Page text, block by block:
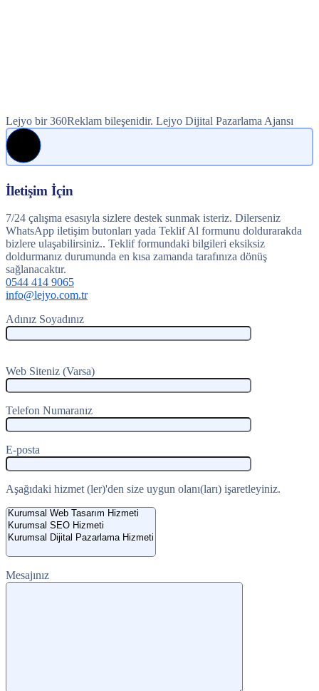
Lejyo bir 360Reklam bileşenidir. Lejyo Dijital Pazarlama Ajansı
İletişim İçin
7/24 çalışma esasıyla sizlere destek sunmak isteriz. Dilerseniz
WhatsApp iletişim butonları yada Teklif Al formunu doldurarakda
bizlere ulaşabilirsiniz.. Teklif formundaki bilgileri eksiksiz
doldurmanız durumunda en kısa zamanda tarafınıza dönüş
sağlanacaktır.
0544 414 9065
info@lejyo.com.tr
Adınız Soyadınız
Web Siteniz (Varsa)
Telefon Numaranız
E-posta
Aşağıdaki hizmet (ler)'den size uygun olanı(ları) işaretleyiniz.
Mesajınız